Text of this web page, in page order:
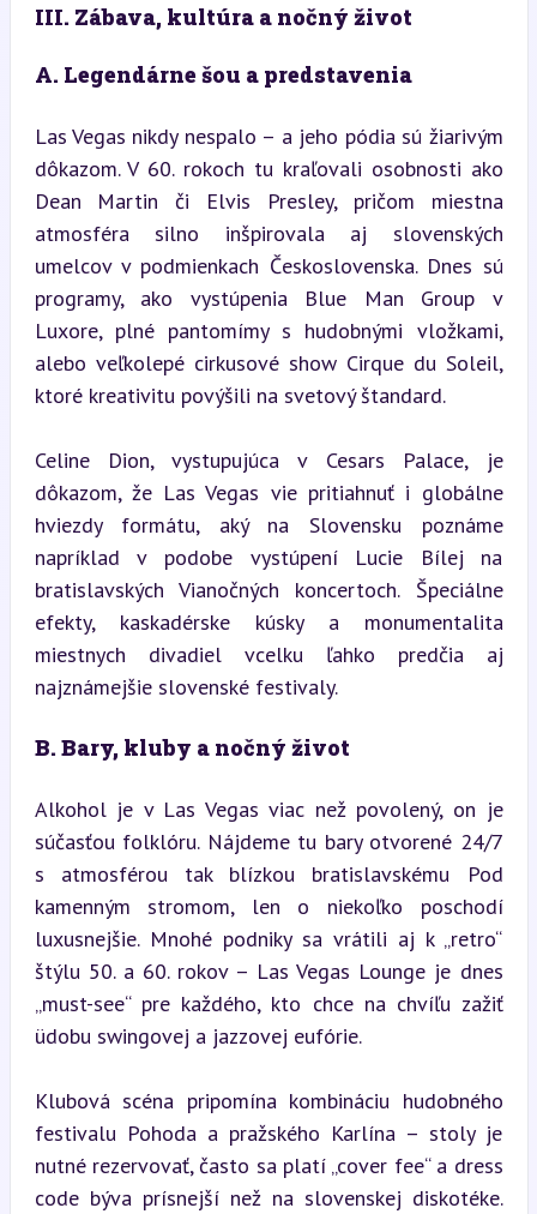
III. Zábava, kultúra a nočný život
A. Legendárne šou a predstavenia
Las Vegas nikdy nespalo – a jeho pódia sú žiarivým
dôkazom. V 60. rokoch tu kraľovali osobnosti ako
Dean Martin či Elvis Presley, pričom miestna
atmosféra silno inšpirovala aj slovenských
umelcov v podmienkach Československa. Dnes sú
programy, ako vystúpenia Blue Man Group v
Luxore, plné pantomímy s hudobnými vložkami,
alebo veľkolepé cirkusové show Cirque du Soleil,
ktoré kreativitu povýšili na svetový štandard.
Celine Dion, vystupujúca v Cesars Palace, je
dôkazom, že Las Vegas vie pritiahnuť i globálne
hviezdy formátu, aký na Slovensku poznáme
napríklad v podobe vystúpení Lucie Bílej na
bratislavských Vianočných koncertoch. Špeciálne
efekty, kaskadérske kúsky a monumentalita
miestnych divadiel vcelku ľahko predčia aj
najznámejšie slovenské festivaly.
B. Bary, kluby a nočný život
Alkohol je v Las Vegas viac než povolený, on je
súčasťou folklóru. Nájdeme tu bary otvorené 24/7
s atmosférou tak blízkou bratislavskému Pod
kamenným stromom, len o niekoľko poschodí
luxusnejšie. Mnohé podniky sa vrátili aj k „retro“
štýlu 50. a 60. rokov – Las Vegas Lounge je dnes
„must-see“ pre každého, kto chce na chvíľu zažiť
üdobu swingovej a jazzovej eufórie.
Klubová scéna pripomína kombináciu hudobného
festivalu Pohoda a pražského Karlína – stoly je
nutné rezervovať, často sa platí „cover fee“ a dress
code býva prísnejší než na slovenskej diskotéke.